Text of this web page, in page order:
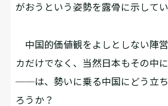
がおうという姿勢を露骨に示してい
中国的価値観をよしとしない陣
カだけでなく、当然日本もその中
──は、勢いに乗る中国にどう立
ろうか？